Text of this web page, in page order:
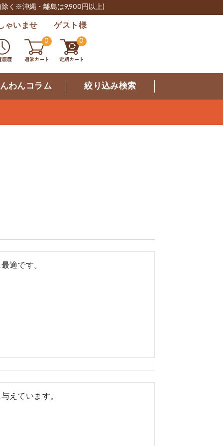
く※沖縄・離島は9,900円以上)
ゃいませ ゲスト様
0 0
わんコラム 絞り込み検索
適です。
えています。